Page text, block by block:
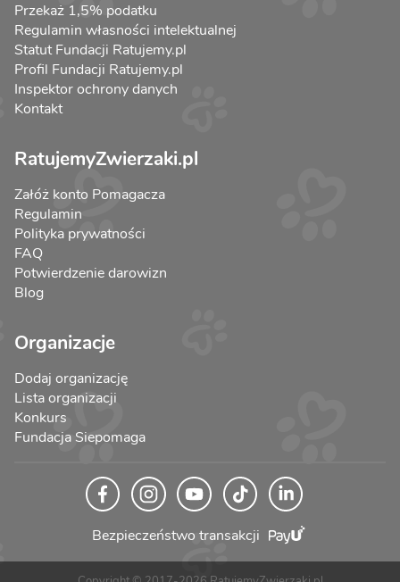
Przekaż 1,5% podatku
Regulamin własności intelektualnej
Statut Fundacji Ratujemy.pl
Profil Fundacji Ratujemy.pl
Inspektor ochrony danych
Kontakt
RatujemyZwierzaki.pl
Załóż konto Pomagacza
Regulamin
Polityka prywatności
FAQ
Potwierdzenie darowizn
Blog
Organizacje
Dodaj organizację
Lista organizacji
Konkurs
Fundacja Siepomaga
Bezpieczeństwo transakcji